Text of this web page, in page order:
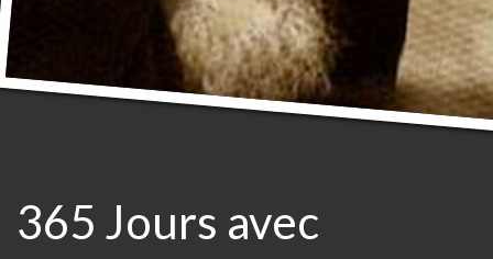
365 Jours avec